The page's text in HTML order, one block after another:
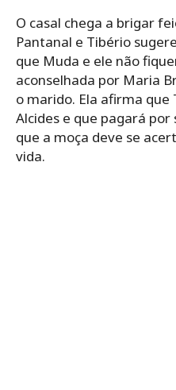
O casal chega a brigar
Pantanal e Tibério
que Muda e ele não
aconselhada por Maria
o marido. Ela afirma
Alcides e que pagará por
que a moça deve se
vida.